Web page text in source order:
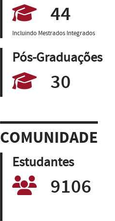
44
Incluindo Mestrados Integrados
Pós-Graduações
30
COMUNIDADE
Estudantes
9106